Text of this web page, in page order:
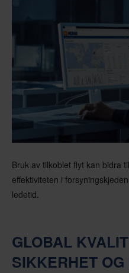
Bruk av tilkoblet flyt kan bidra
effektiviteten i
ledetid.
GLOBAL
SIKKERHET